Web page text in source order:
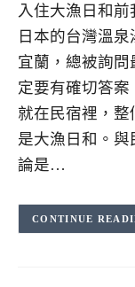
入住大漁日和
日本的台灣溫
宜蘭，總被詢
定要有確切答
就在民宿裡，
是大漁日和。
論是…
CONTINUE